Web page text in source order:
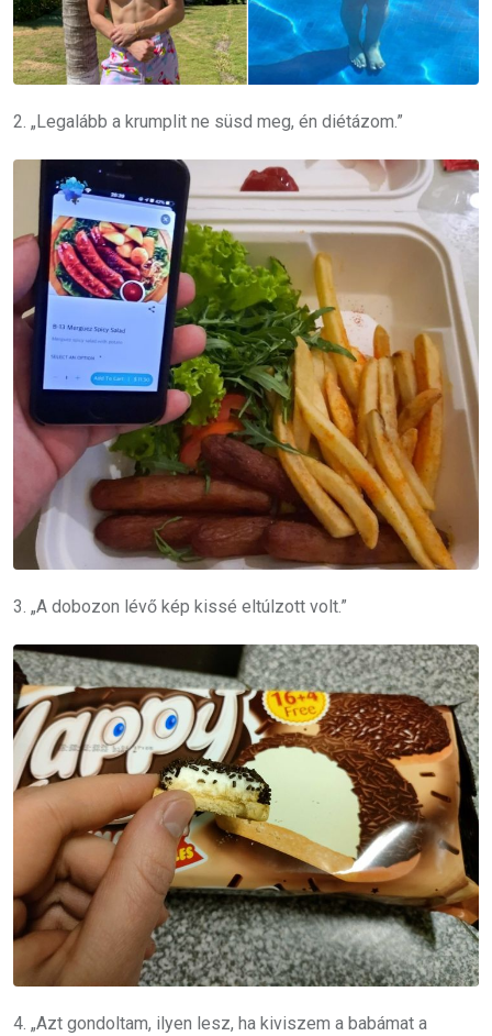
2. „Legalább a krumplit ne süsd meg, én diétázom.”
3. „A dobozon lévő kép kissé eltúlzott volt.”
4. „Azt gondoltam, ilyen lesz, ha kiviszem a babámat a